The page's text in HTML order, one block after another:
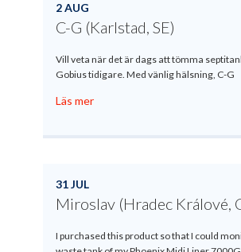
2 AUG
C-G (Karlstad, SE)
Vill veta när det är dags att tömma
Gobius tidigare. Med vänlig hälsning, C-G
Läs mer
31 JUL
Miroslav (Hradec Králové,
I purchased this product so that I could